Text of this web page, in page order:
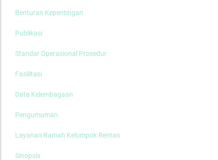
Benturan Kepentingan
Publikasi
Standar Operasional Prosedur
Fasilitasi
Data Kelembagaan
Pengumuman
Layanan Ramah Kelompok Rentan
Sinopsis